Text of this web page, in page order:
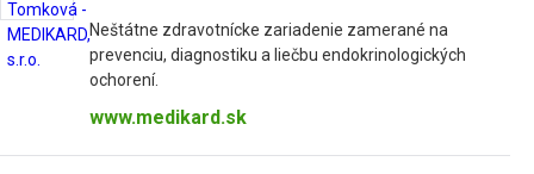
Neštátne zdravotnícke zariadenie zamerané na
prevenciu, diagnostiku a liečbu endokrinologických
ochorení.
www.medikard.sk